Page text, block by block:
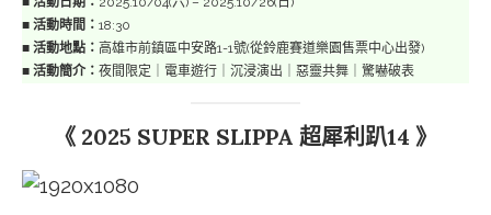
■ 活動時間： 18:30
■ 活動地點： 高雄市前鎮區中安路1-1號(從鈴鹿賽道樂園售票中心出發)
■ 活動簡介： 夜間限定｜電車遊行｜沉浸演出｜惡靈共舞｜驚嚇破表
《 2025 SUPER SLIPPA 超犀利趴14 》